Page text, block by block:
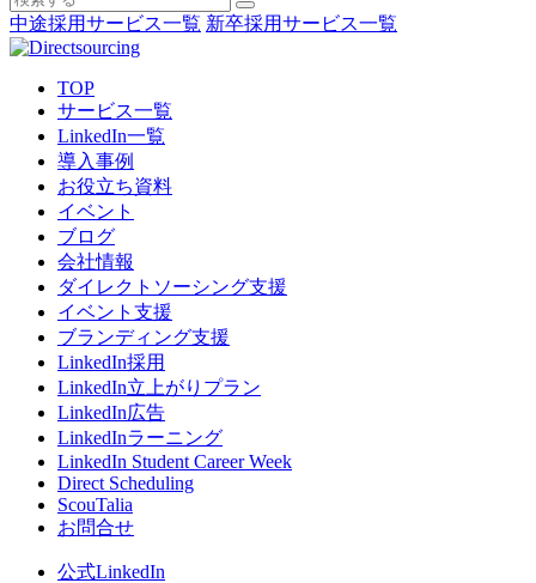
中途採用サービス一覧 新卒採用サービス一覧
TOP
サービス一覧
LinkedIn一覧
導入事例
お役立ち資料
イベント
ブログ
会社情報
ダイレクトソーシング支援
イベント支援
ブランディング支援
LinkedIn採用
LinkedIn立上がりプラン
LinkedIn広告
LinkedInラーニング
LinkedIn Student Career Week
Direct Scheduling
ScouTalia
お問合せ
公式LinkedIn